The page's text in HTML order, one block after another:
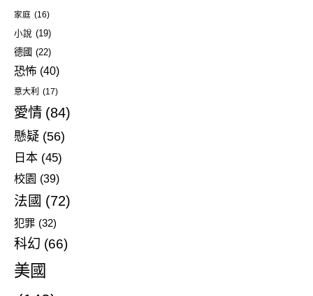
家庭 (16)
小說 (19)
德國 (22)
恐怖 (40)
意大利 (17)
愛情 (84)
懸疑 (56)
日本 (45)
校園 (39)
法國 (72)
犯罪 (32)
科幻 (66)
美國